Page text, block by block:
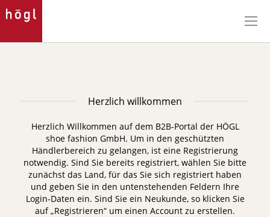
zum
Herzlich willkommen
Herzlich Willkommen auf dem B2B-Portal der HÖGL
shoe fashion GmbH. Um in den geschützten
Händlerbereich zu gelangen, ist eine Registrierung
notwendig. Sind Sie bereits registriert, wählen Sie bitte
zunächst das Land, für das Sie sich registriert haben
und geben Sie in den untenstehenden Feldern Ihre
Login-Daten ein. Sind Sie ein Neukunde, so klicken Sie
auf „Registrieren“ um einen Account zu erstellen.